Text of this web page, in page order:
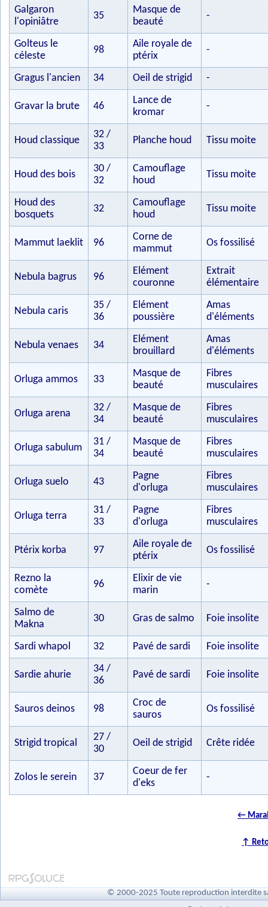
Galgaron
l'opiniâtre
35
Masque de
beauté
-
Golteus le
céleste
98
Aile royale de
ptérix
-
Gragus l'ancien 34 Oeil de strigid -
Gravar la brute 46
Lance de
kromar
-
Houd classique
32 /
33
Planche houd Tissu moite
Houd des bois
30 /
32
Camouflage
houd
Tissu moite
Houd des
bosquets
32
Camouflage
houd
Tissu moite
Mammut laeklit 96
Corne de
mammut
Os fossilisé
Nebula bagrus 96
Elément
couronne
Extrait
élémentaire
Nebula caris
35 /
36
Elément
poussière
Amas
d'éléments
Nebula venaes 34
Elément
brouillard
Amas
d'éléments
Orluga ammos 33
Masque de
beauté
Fibres
musculaires
Orluga arena
32 /
34
Masque de
beauté
Fibres
musculaires
Orluga sabulum
31 /
34
Masque de
beauté
Fibres
musculaires
Orluga suelo 43
Pagne
d'orluga
Fibres
musculaires
Orluga terra
31 /
33
Pagne
d'orluga
Fibres
musculaires
Ptérix korba 97
Aile royale de
ptérix
Os fossilisé
Rezno la
comète
96
Elixir de vie
marin
-
Salmo de
Makna
30 Gras de salmo Foie insolite
Sardi whapol 32 Pavé de sardi Foie insolite
Sardie ahurie
34 /
36
Pavé de sardi Foie insolite
Sauros deinos 98
Croc de
sauros
Os fossilisé
Strigid tropical
27 /
30
Oeil de strigid Crête ridée
Zolos le serein 37
Coeur de fer
d'eks
-
←
↑
© 2000-2025 Toute reproduction interdite